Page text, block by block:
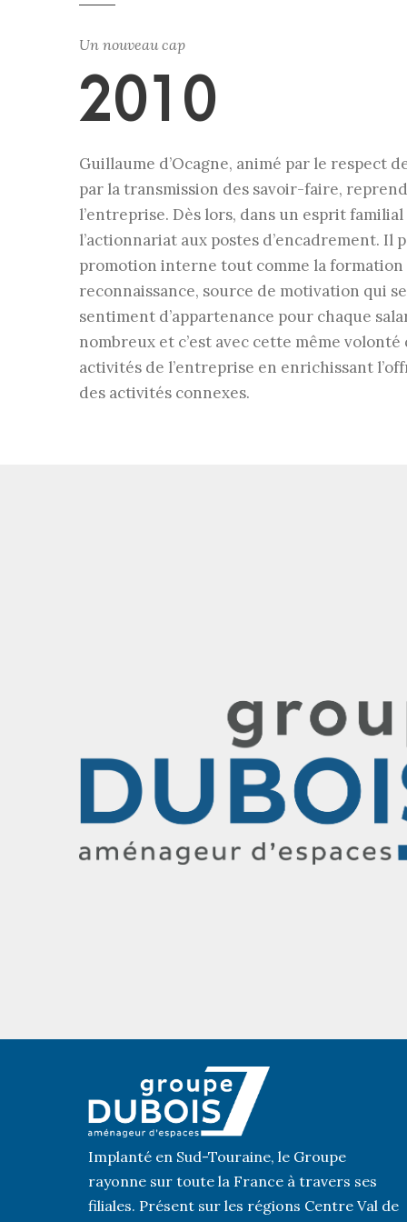
Un nouveau cap
2010
Guillaume d’Ocagne, animé par le respect
par la transmission des savoir-faire,
l’entreprise. Dès lors, dans un esprit
l’actionnariat aux postes d’encadrement. Il
promotion interne tout comme la formation
reconnaissance, source de motivation qui
sentiment d’appartenance pour chaque
nombreux et c’est avec cette même volonté
activités de l’entreprise en enrichissant
des activités connexes.
Implanté en Sud-Touraine, le Groupe
rayonne sur toute la France à travers ses
filiales. Présent sur les régions Centre Val de